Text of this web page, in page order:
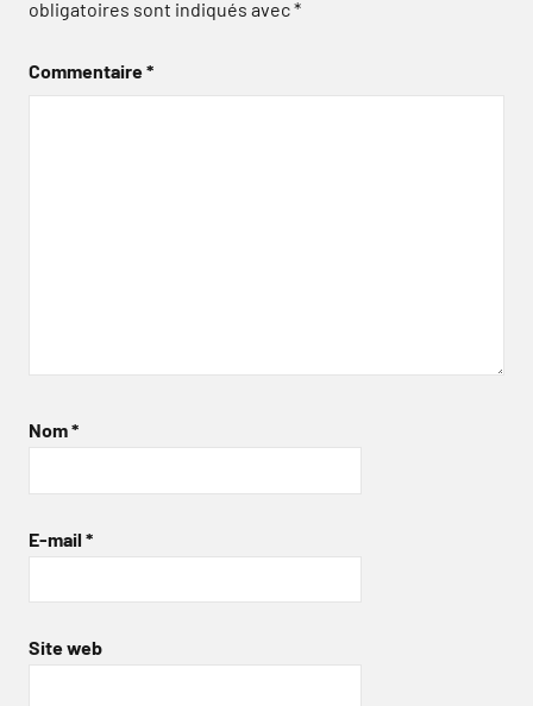
obligatoires sont indiqués avec*
Commentaire*
Nom*
E-mail *
Site web